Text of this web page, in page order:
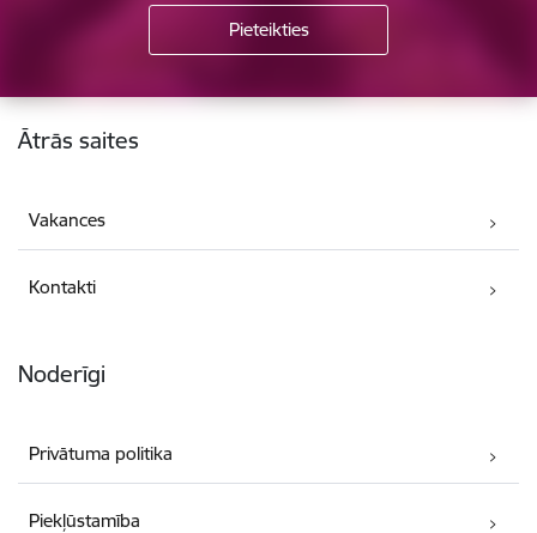
Kājene
Ātrās saites
Vakances
Kontakti
Noderīgi
Privātuma politika
Piekļūstamība